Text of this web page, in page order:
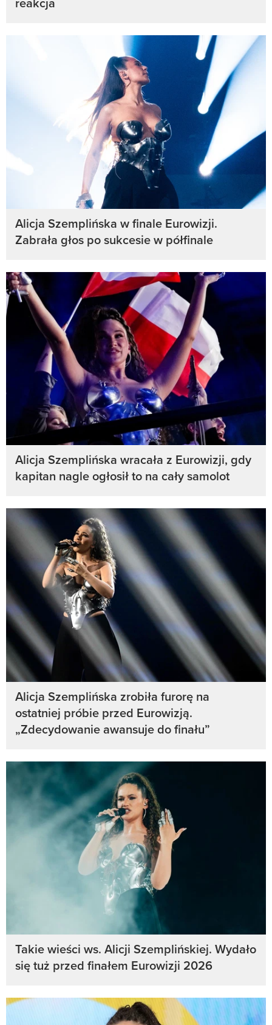
Alicja Szemplińska w finale Eurowizji.
Zabrała głos po sukcesie w półfinale
Alicja Szemplińska wracała z Eurowizji, gdy
kapitan nagle ogłosił to na cały samolot
Alicja Szemplińska zrobiła furorę na
ostatniej próbie przed Eurowizją.
„Zdecydowanie awansuje do finału”
Takie wieści ws. Alicji Szemplińskiej. Wydało
się tuż przed finałem Eurowizji 2026